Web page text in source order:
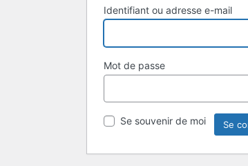
Identifiant ou adresse e-mail
Mot de passe
Se souvenir de moi